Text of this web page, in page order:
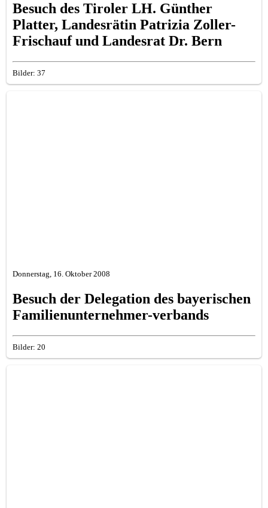
Besuch des Tiroler LH. Günther
Platter, Landesrätin Patrizia Zoller-
Frischauf und Landesrat Dr. Bern
Bilder: 37
Donnerstag, 16. Oktober 2008
Besuch der Delegation des bayerischen
Familienunternehmer-verbands
Bilder: 20